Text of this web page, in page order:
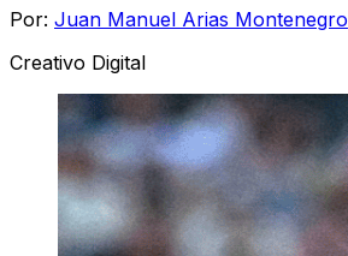
Por: Juan Manuel Arias Montenegro
Creativo Digital